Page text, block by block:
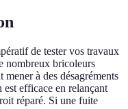
de tester vos travaux
nombreux bricoleurs
à des désagréments
efficace en relançant
réparé. Si une fuite